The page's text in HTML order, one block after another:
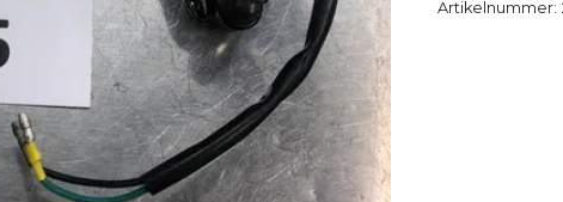
Artikelnummer: